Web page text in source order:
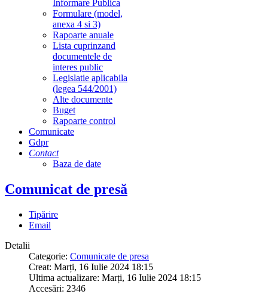
Informare Publica
Formulare (model,
anexa 4 si 3)
Rapoarte anuale
Lista cuprinzand
documentele de
interes public
Legislatie aplicabila
(legea 544/2001)
Alte documente
Buget
Rapoarte control
Comunicate
Gdpr
Contact
Baza de date
Comunicat de presă
Tipărire
Email
Detalii
Categorie: Comunicate de presa
Creat: Marți, 16 Iulie 2024 18:15
Ultima actualizare: Marți, 16 Iulie 2024 18:15
Accesări: 2346